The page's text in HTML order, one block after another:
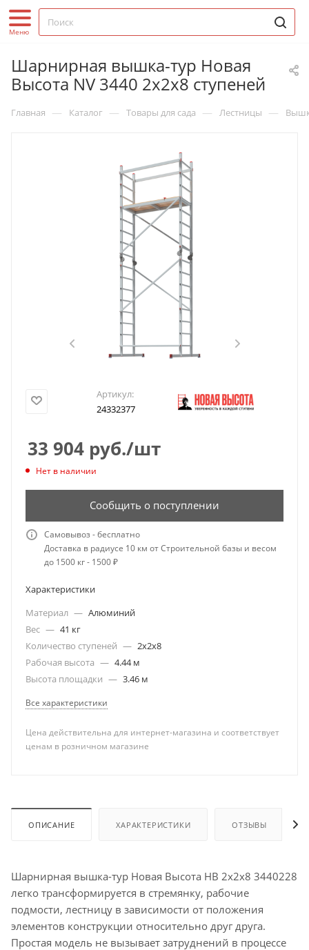
Шарнирная вышка-тур Новая
Высота NV 3440 2х2х8 ступеней
Главная — Каталог — Товары для сада — Лестницы —
Артикул:
24332377
33 904 руб./шт
Нет в наличии
Сообщить о поступлении
Самовывоз - бесплатно
Доставка в радиусе 10 км от Строительной базы и весом
до 1500 кг - 1500 ₽
Характеристики
Материал — Алюминий
Вес — 41 кг
Количество ступеней — 2х2х8
Рабочая высота — 4.44 м
Высота площадки — 3.46 м
Все характеристики
Цена действительна для интернет-магазина и соответствует
ценам в розничном магазине
ОПИСАНИЕ ХАРАКТЕРИСТИКИ ОТЗЫВЫ
Шарнирная вышка-тур Новая Высота НВ 2х2х8 3440228
легко трансформируется в стремянку, рабочие
подмости, лестницу в зависимости от положения
элементов конструкции относительно друг друга.
Простая модель не вызывает затруднений в процессе